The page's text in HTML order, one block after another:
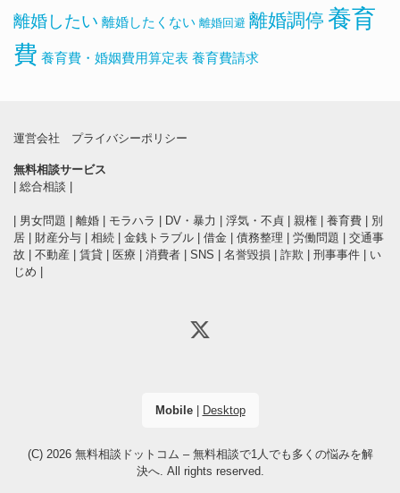
離婚したい 離婚したくない 離婚回避 離婚調停 養育
費 養育費・婚姻費用算定表 養育費請求
運営会社 プライバシーポリシー
無料相談サービス
総合相談
男女問題 離婚 モラハラ DV・暴力 浮気・不貞 親権 養育費
別
居
財産分与 相続 金銭トラブル 借金 債務整理 労働問題
交通事
故
不動産 賃貸 医療 消費者 SNS 名誉毀損 詐欺 刑事事件
い
じめ
Mobile| Desktop
(C) 2026 無料相談ドットコム – 無料相談で1人でも多くの悩みを解
決へ. All rights reserved.